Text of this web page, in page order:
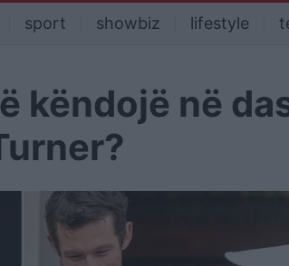
sport showbiz lifestyle
këndojë në